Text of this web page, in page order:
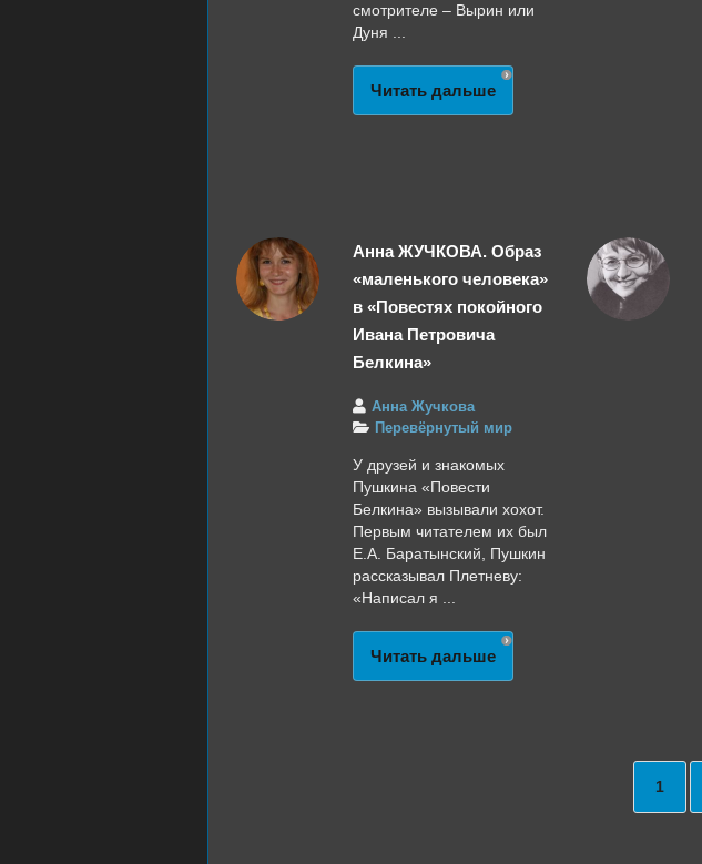
смотрителе – Вырин или
Дуня ...
Читать дальше
Анна ЖУЧКОВА. Образ
«маленького человека»
в «Повестях покойного
Ивана Петровича
Белкина»
Анна Жучкова
Перевёрнутый мир
У друзей и знакомых
Пушкина «Повести
Белкина» вызывали хохот.
Первым читателем их был
Е.А. Баратынский, Пушкин
рассказывал Плетневу:
«Написал я ...
Читать дальше
1